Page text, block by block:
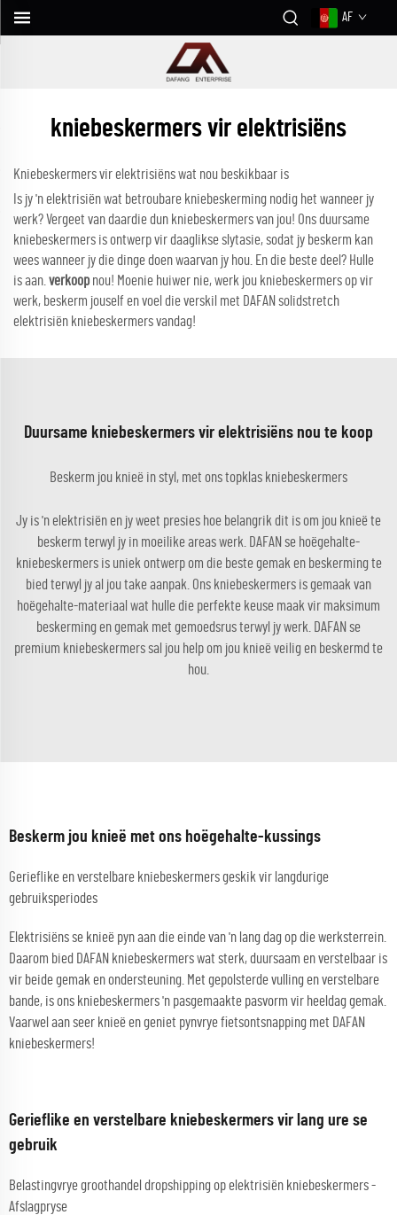
AF
kniebeskermers vir elektrisiëns
Kniebeskermers vir elektrisiëns wat nou beskikbaar is
Is jy 'n elektrisiën wat betroubare kniebeskerming nodig het wanneer jy
werk? Vergeet van daardie dun kniebeskermers van jou! Ons duursame
kniebeskermers is ontwerp vir daaglikse slytasie, sodat jy beskerm kan
wees wanneer jy die dinge doen waarvan jy hou. En die beste deel? Hulle
is aan. verkoop nou! Moenie huiwer nie, werk jou kniebeskermers op vir
werk, beskerm jouself en voel die verskil met DAFAN solidstretch
elektrisiën kniebeskermers vandag!
Duursame kniebeskermers vir elektrisiëns nou te koop
Beskerm jou knieë in styl, met ons topklas kniebeskermers
Jy is 'n elektrisiën en jy weet presies hoe belangrik dit is om jou knieë te
beskerm terwyl jy in moeilike areas werk. DAFAN se hoëgehalte-
kniebeskermers is uniek ontwerp om die beste gemak en beskerming te
bied terwyl jy al jou take aanpak. Ons kniebeskermers is gemaak van
hoëgehalte-materiaal wat hulle die perfekte keuse maak vir maksimum
beskerming en gemak met gemoedsrus terwyl jy werk. DAFAN se
premium kniebeskermers sal jou help om jou knieë veilig en beskermd te
hou.
Beskerm jou knieë met ons hoëgehalte-kussings
Gerieflike en verstelbare kniebeskermers geskik vir langdurige
gebruiksperiodes
Elektrisiëns se knieë pyn aan die einde van 'n lang dag op die werksterrein.
Daarom bied DAFAN kniebeskermers wat sterk, duursaam en verstelbaar is
vir beide gemak en ondersteuning. Met gepolsterde vulling en verstelbare
bande, is ons kniebeskermers 'n pasgemaakte pasvorm vir heeldag gemak.
Vaarwel aan seer knieë en geniet pynvrye fietsontsnapping met DAFAN
kniebeskermers!
Gerieflike en verstelbare kniebeskermers vir lang ure se
gebruik
Belastingvrye groothandel dropshipping op elektrisiën kniebeskermers -
Afslagpryse